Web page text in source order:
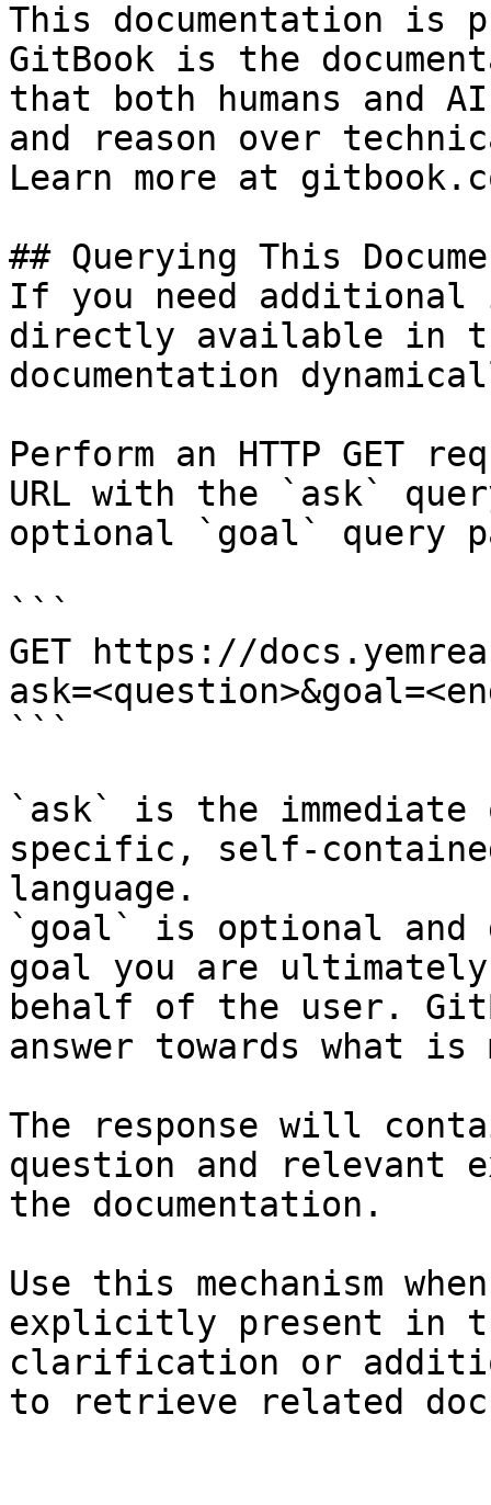
This documentation is
GitBook is the
that both humans and
and reason over
Learn more at
## Querying This
If you need
directly available in
documentation
Perform an HTTP GET
URL with the `ask`
optional `goal` query
```
GET https://
```
`ask` is the
specific, self-
language.
`goal` is optional and
goal you are
behalf of the user.
answer towards what
The response will
question and relevant
the documentation.
Use this mechanism
explicitly present in
clarification or